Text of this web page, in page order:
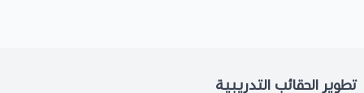
تطوير الحقائب التدريبية